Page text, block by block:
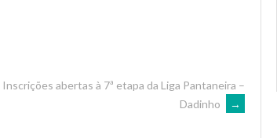
Inscrições abertas à 7ª etapa da Liga Pantaneira –
Dadinho
→